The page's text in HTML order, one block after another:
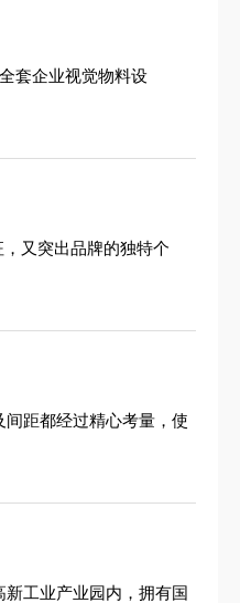
套企业视觉物料设
又突出品牌的独特个
距都经过精心考量，使
工业产业园内，拥有国